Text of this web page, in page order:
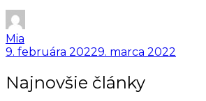
Mia
9. februára 20229. marca 2022
Najnovšie články